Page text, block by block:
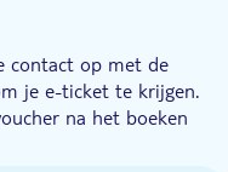
contact op met de
je e-ticket te krijgen.
na het boeken
wandeltour